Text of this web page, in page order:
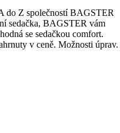
do Z společností BAGSTER
sedačka, BAGSTER vám
se sedačkou comfort.
v ceně. Možnosti úprav.